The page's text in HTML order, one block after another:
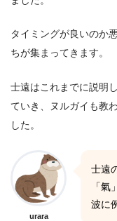
タイミングが良いのか
ちが集まってきます。
士遠はこれまでに説明
ていき、ヌルガイも教
した。
urara
士遠
「
波に